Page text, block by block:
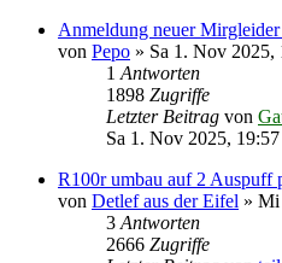
Anmeldung neuer
von Pepo » Sa 1. Nov 2025,
1 Antworten
1898 Zugriffe
Letzter Beitrag von
Sa 1. Nov 2025, 19:57
R100r umbau auf 2 Auspuff
von Detlef aus der Eifel » Mi
3 Antworten
2666 Zugriffe